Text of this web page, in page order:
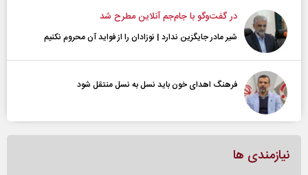
در گفت‌و‌گو با جام‌جم آنلاین مطرح شد
شیر مادر جایگزین ندارد | نوزادان را از فواید آن محروم نکنیم
فرهنگ اهدای خون باید نسل به نسل منتقل شود
نیازمندی ها